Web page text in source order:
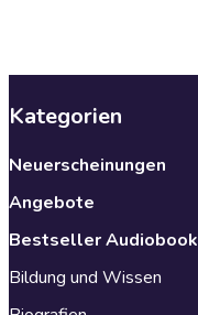
Kategorien
Neuerscheinungen
Angebote
Bestseller
Bildung und Wissen